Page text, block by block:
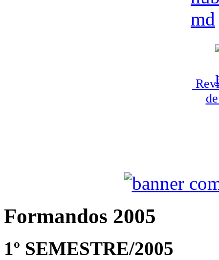
Formandos 2005
1º SEMESTRE/2005